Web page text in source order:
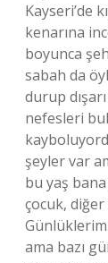
Kayseri’de
kenarına
boyunca
sabah da
durup
nefesleri
şeyler var
bu yaş
çocuk,
Günlüklerim
ama bazı